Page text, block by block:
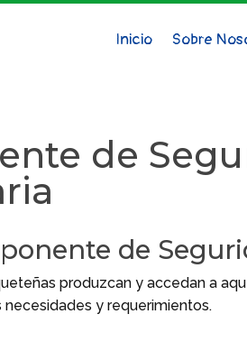
Inicio Sobre
de
de
produzcan y accedan a
necesidades y requerimientos.